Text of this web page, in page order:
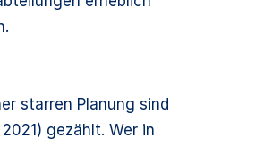
starren Planung sind
gezählt. Wer in